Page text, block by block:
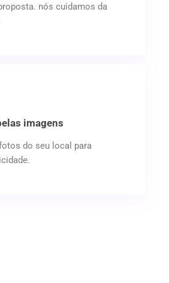
nós cuidamos da
imagens
do seu local para